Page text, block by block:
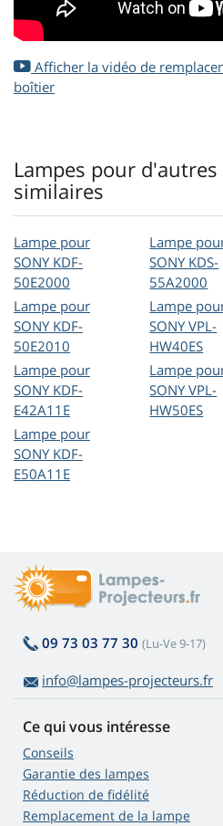
Afficher la vidéo de
boîtier
Lampes pour
similaires
Lampe pour
SONY KDF-
50E2000
Lampe pour
SONY KDF-
50E2010
Lampe pour
SONY KDF-
E42A11E
Lampe pour
SONY KDF-
E50A11E
Lampe
SONY KDS-
55A2000
Lampe
SONY VPL-
HW40ES
Lampe
SONY VPL-
HW50ES
09 73 03 77 30 (Lu-Ve 9-17)
info@lampes-projecteurs.fr
Ce qui vous intéresse
Conseils
Garantie des lampes
Réduction de fidélité
Remplacement de la lampe